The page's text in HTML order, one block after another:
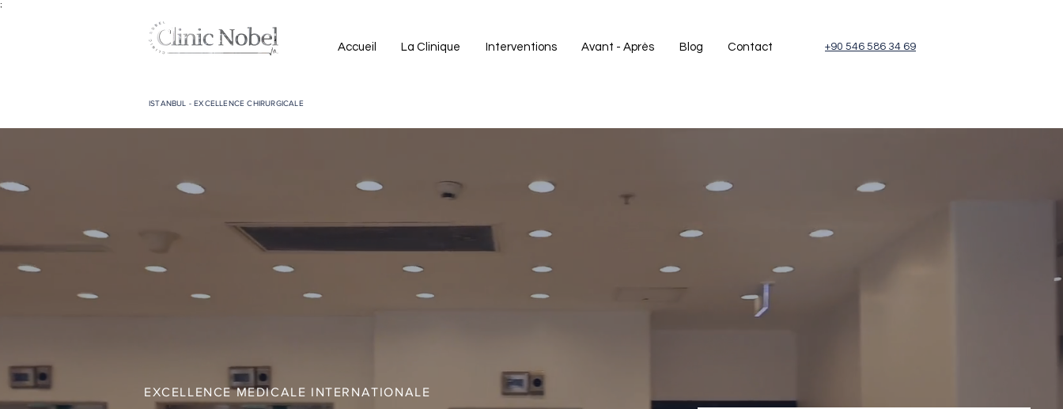
;
Accueil La Clinique Interventions Avant - Après Blog Contact
ISTANBUL - EXCELLENCE CHIRURGICALE
+90 546 586 34 69
EXCELLENCE MEDICALE INTERNATIONALE